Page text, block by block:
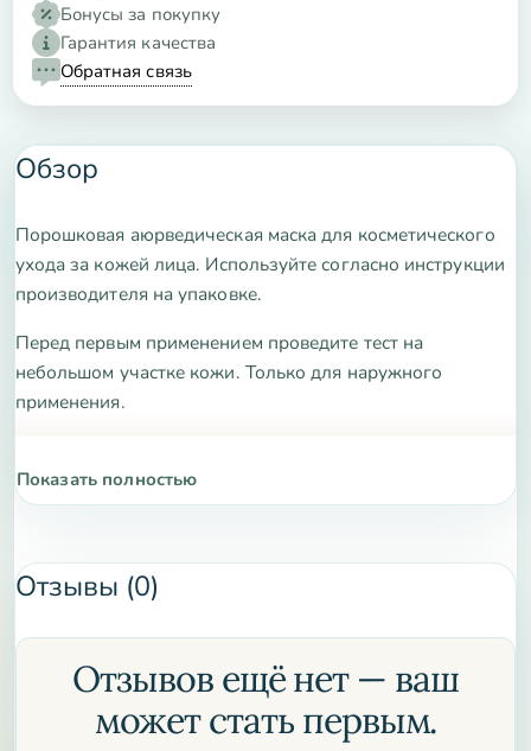
Бонусы за покупку
Гарантия качества
Обратная связь
Обзор
Порошковая аюрведическая маска для косметического
ухода за кожей лица. Используйте согласно инструкции
производителя на упаковке.
Перед первым применением проведите тест на
небольшом участке кожи. Только для наружного
применения.
Показать полностью
Отзывы (0)
Отзывов ещё нет — ваш
может стать первым.